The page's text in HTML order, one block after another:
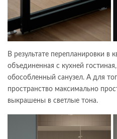
В результате перепланировки в
объединенная с кухней
обособленный санузел. А для
пространство максимально
выкрашены в светлые тона.